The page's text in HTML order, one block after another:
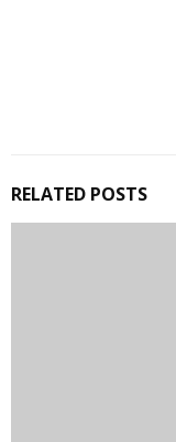
RELATED POSTS